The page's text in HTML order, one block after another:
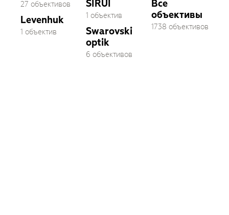
27 объективов
Levenhuk
1 объектив
SIRUI
1 объектив
Swarovski
optik
6 объективов
Все
объективы
1738 объективов